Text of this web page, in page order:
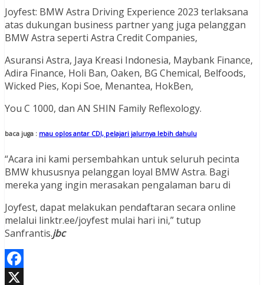
Joyfest: BMW Astra Driving Experience 2023 terlaksana
atas dukungan business partner yang juga pelanggan
BMW Astra seperti Astra Credit Companies,
Asuransi Astra, Jaya Kreasi Indonesia, Maybank Finance,
Adira Finance, Holi Ban, Oaken, BG Chemical, Belfoods,
Wicked Pies, Kopi Soe, Menantea, HokBen,
You C 1000, dan AN SHIN Family Reflexology.
baca juga : mau oplos antar CDI, pelajari jalurnya lebih dahulu
“Acara ini kami persembahkan untuk seluruh pecinta
BMW khususnya pelanggan loyal BMW Astra. Bagi
mereka yang ingin merasakan pengalaman baru di
Joyfest, dapat melakukan pendaftaran secara online
melalui linktr.ee/joyfest mulai hari ini,” tutup
Sanfrantis.jbc
Facebook